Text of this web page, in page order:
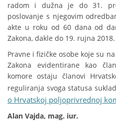
radom i dužna je do 31.
poslovanje s njegovim
akte u roku od 60 dana od
Zakona, dakle do 19. rujna 2018.
Pravne i fizičke osobe koje su
Zakona evidentirane kao
komore ostaju članovi
reguliranja svoga statusa
o Hrvatskoj poljoprivrednoj
Alan Vajda, mag. iur.